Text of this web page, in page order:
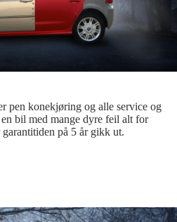
pen konekjøring og alle service og
bil med mange dyre feil alt for
på 5 år gikk ut.